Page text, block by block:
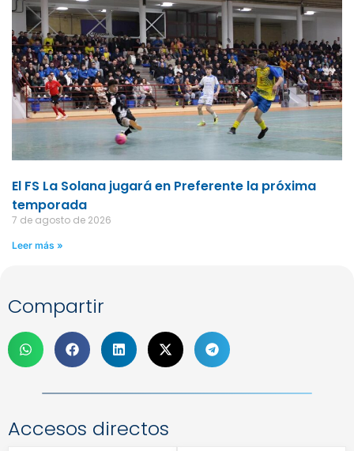
El FS La Solana jugará en Preferente la próxima
temporada
7 de agosto de 2026
Leer más »
Compartir
Accesos directos